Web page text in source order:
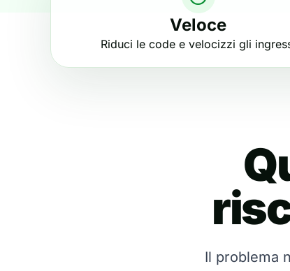
Veloce
Riduci le code e velocizzi gli
Il problema